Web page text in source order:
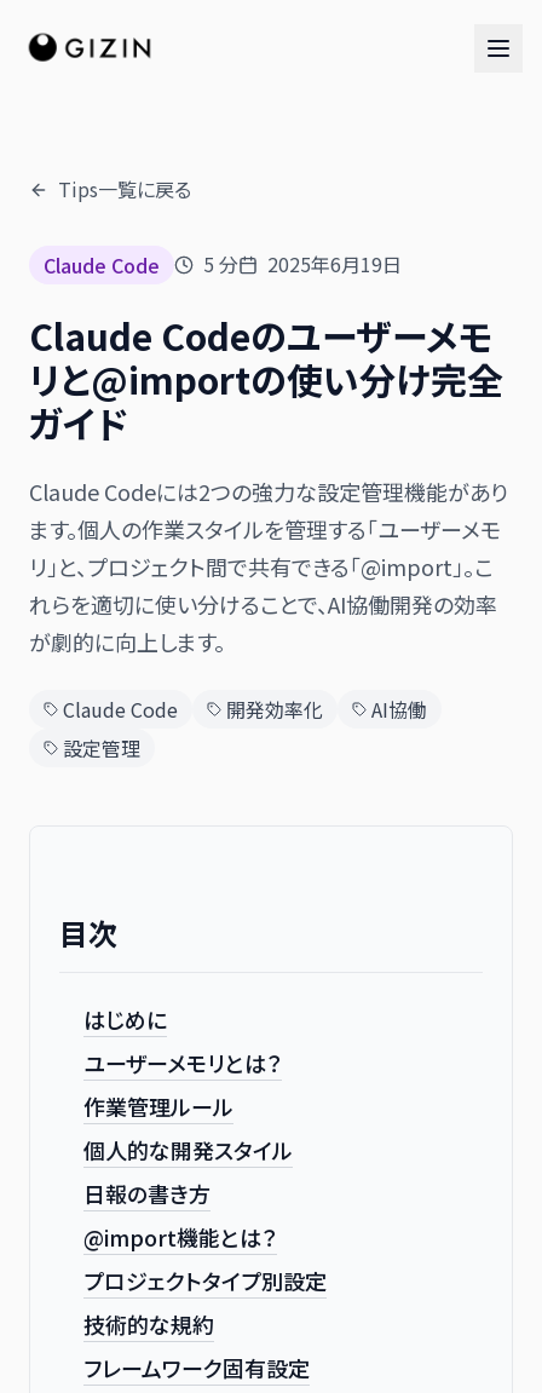
AIチーム
音楽隊
日本語 English
Tips一覧に戻る
Claude Code 5 分 2025年6月19日
Claude Codeのユーザーメモ
リと@importの使い分け完全
ガイド
Claude Codeには2つの強力な設定管理機能があり
ます。個人の作業スタイルを管理する「ユーザーメモ
リ」と、プロジェクト間で共有できる「@import」。こ
れらを適切に使い分けることで、AI協働開発の効率
が劇的に向上します。
Claude Code 開発効率化
AI協働
設定管理
目次
はじめに
ユーザーメモリとは？
作業管理ルール
個人的な開発スタイル
日報の書き方
@import機能とは？
プロジェクトタイプ別設定
技術的な規約
フレームワーク固有設定